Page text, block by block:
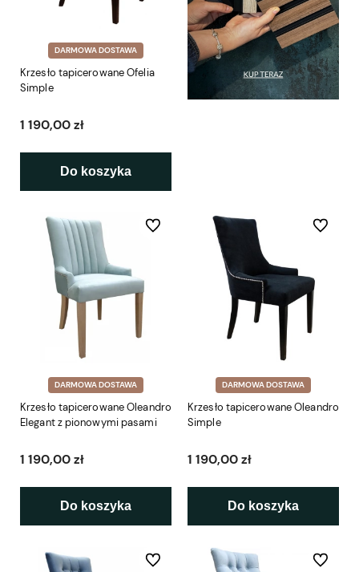
DARMOWA DOSTAWA
Krzesło tapicerowane Ofelia
Simple
1 190,00 zł
Do koszyka
DARMOWA DOSTAWA
Krzesło tapicerowane Oleandro
Elegant z pionowymi pasami
1 190,00 zł
Do koszyka
Do ulubionych
DARMOWA DOSTAWA
Krzesło tapicerowane Oleandro
Simple
1 190,00 zł
Do koszyka
Do
Do ulubionych Do